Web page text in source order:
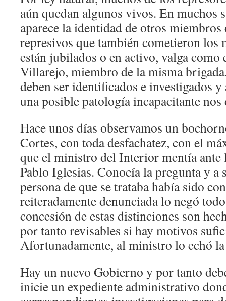
aún quedan algunos vivos. En muchos
aparece la identidad de otros
represivos que también cometieron los
están jubilados o en activo, valga
Villarejo, miembro de la misma
deben ser identificados e investigados
una posible patología incapacitante nos
Hace unos días observamos un
Cortes, con toda desfachatez, con el
que el ministro del Interior mentía ante
Pablo Iglesias. Conocía la pregunta y a
persona de que se trataba había sido
reiteradamente denunciada lo negó
concesión de estas distinciones son
por tanto revisables si hay motivos
Afortunadamente, al ministro lo echó
Hay un nuevo Gobierno y por tanto
inicie un expediente administrativo